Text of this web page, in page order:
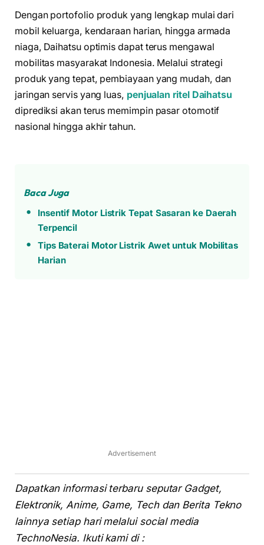
Dengan portofolio produk yang lengkap mulai dari
mobil keluarga, kendaraan harian, hingga armada
niaga, Daihatsu optimis dapat terus mengawal
mobilitas masyarakat Indonesia. Melalui strategi
produk yang tepat, pembiayaan yang mudah, dan
jaringan servis yang luas, penjualan ritel Daihatsu
diprediksi akan terus memimpin pasar otomotif
nasional hingga akhir tahun.
Baca Juga
Insentif Motor Listrik Tepat Sasaran ke Daerah
Terpencil
Tips Baterai Motor Listrik Awet untuk Mobilitas
Harian
Advertisement
Dapatkan informasi terbaru seputar Gadget,
Elektronik, Anime, Game, Tech dan Berita Tekno
lainnya setiap hari melalui social media
TechnoNesia. Ikuti kami di :